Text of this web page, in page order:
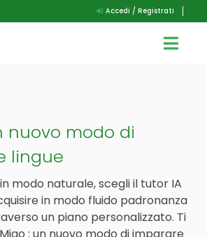
Accedi / Registrati
nuovo modo di
lingue
modo naturale, scegli il tutor IA
in modo fluido padronanza
un piano personalizzato. Ti